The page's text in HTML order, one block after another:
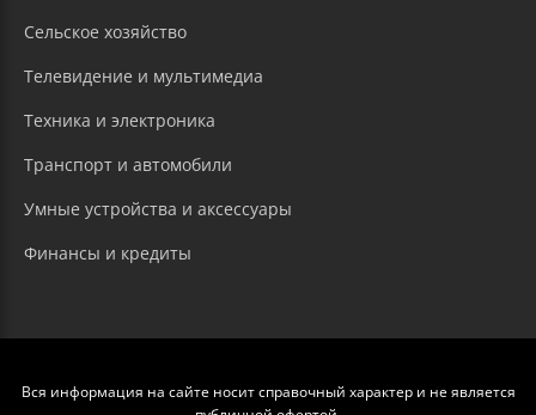
Сельское хозяйство
Телевидение и мультимедиа
Техника и электроника
Транспорт и автомобили
Умные устройства и аксессуары
Финансы и кредиты
Вся информация на сайте носит справочный характер и не является